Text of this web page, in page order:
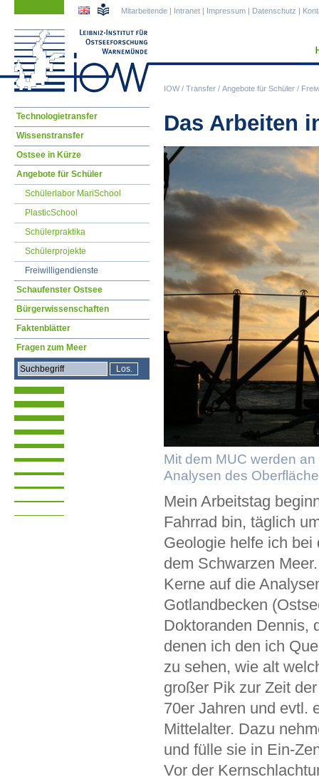
IOW/ Transfer / Angebote für Schüler /
Mitarbeitende | Intranet | Impressum | Datenschutz |
Das Arbeiten
Mit dem MUC werden
Analysen des
Mein Arbeitstag
Fahrrad bin, täglich
Geologie helfe ich
dem Schwarzen
Kerne auf die
Gotlandbecken
Doktoranden Dennis,
denen ich den ich
zu sehen, wie alt
großer Pik zur Zeit
70er Jahren und evtl.
Mittelalter. Dazu
und fülle sie in Ein-
Vor der
Navigation
überspringen
Technologietransfer
Wissenstransfer
Ostsee in Kürze
Angebote für Schüler
Schülerlabor MariSchool
PlasticSchool
Schülerpraktika
Schülerprojekte
Freiwilligendienste
Schaufenster Ostsee
Bürgerwissenschaften
Faktenblätter
Fragen zum Meer